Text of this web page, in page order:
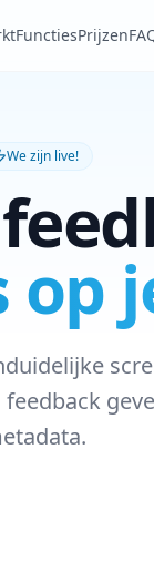
FunctiesPrijzen
We zijn live!